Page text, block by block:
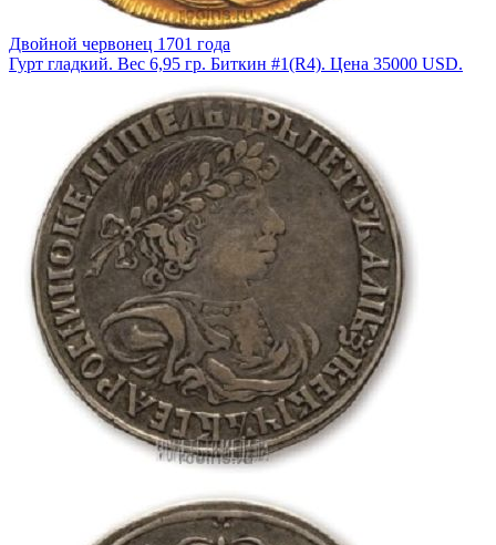
Двойной червонец 1701 года
Гурт гладкий. Вес 6,95 гр. Биткин #1(R4). Цена 35000 USD.